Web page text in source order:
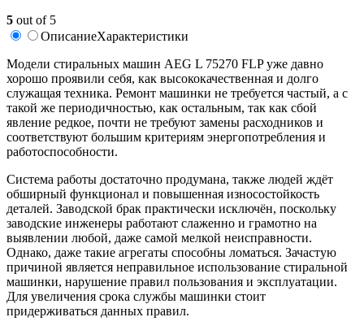
5 out of 5
ОписаниеХарактеристики
Модели стиральных машин AEG L 75270 FLP уже давно
хорошо проявили себя, как высококачественная и долго
служащая техника. Ремонт машинки не требуется частый, а с
такой же периодичностью, как остальным, так как сбой
явление редкое, почти не требуют замены расходников и
соответствуют большим критериям энергопотребления и
работоспособности.
Система работы достаточно продумана, также людей ждёт
обширный функционал и повышенная износостойкость
деталей. Заводской брак практически исключён, поскольку
заводские инженеры работают слаженно и грамотно на
выявлении любой, даже самой мелкой неисправности.
Однако, даже такие агрегаты способны ломаться. Зачастую
причиной является неправильное использование стиральной
машинки, нарушение правил пользования и эксплуатации.
Для увеличения срока службы машинки стоит
придерживаться данных правил.